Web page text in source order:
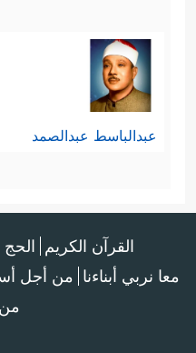
عبدالباسط عبدالصمد
القرآن الكريم الحج
معا نربي أبناءنا من أجل